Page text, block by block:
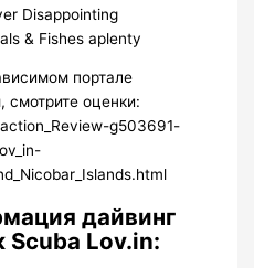
Disappointing
& Fishes aplenty
портале
смотрите оценки:
g503691-
дайвинг
Scuba Lov.in: